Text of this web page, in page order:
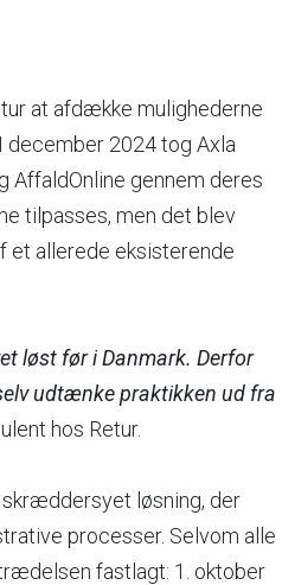
at afdække mulighederne
december 2024 tog Axla
AffaldOnline gennem deres
tilpasses, men det blev
et allerede eksisterende
løst før i Danmark. Derfor
udtænke praktikken ud fra
hos Retur.
løsning, der
processer. Selvom alle
fastlagt: 1. oktober